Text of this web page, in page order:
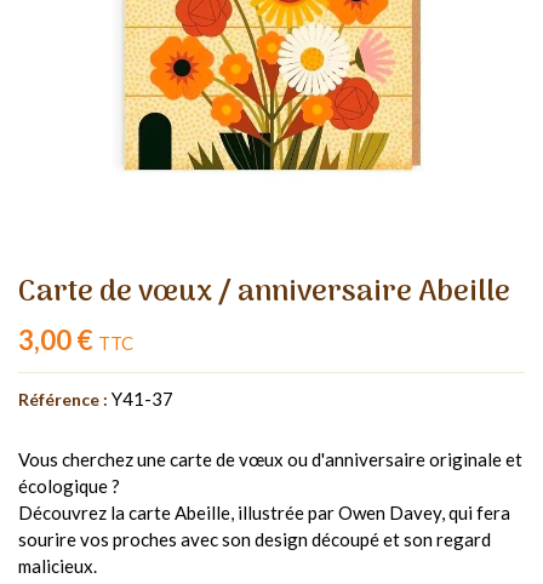
Carte de vœux / anniversaire Abeille
3,00 € TTC
Référence : Y41-37
Vous cherchez une carte de vœux ou d'anniversaire originale et
écologique ?
Découvrez la carte Abeille, illustrée par Owen Davey, qui fera
sourire vos proches avec son design découpé et son regard
malicieux.